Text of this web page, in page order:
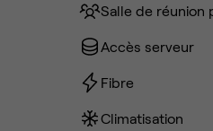
Salle de réunion
Accès serveur
Fibre
Climatisation